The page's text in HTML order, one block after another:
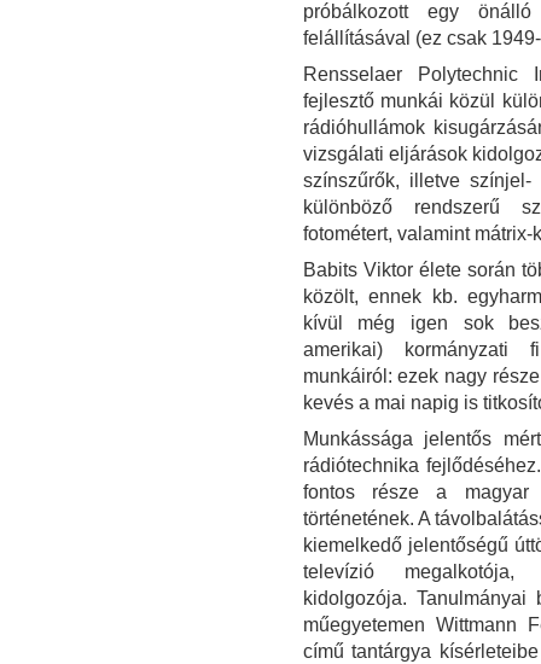
próbálkozott egy önálló
felállításával (ez csak
Rensselaer Polytechnic
fejlesztő munkái közül
rádióhullámok
vizsgálati eljárások
színszűrők, illetve színjel-
különböző rendszerű
fotométert, valamint
Babits Viktor élete során
közölt, ennek kb.
kívül még igen sok
amerikai) kormányzati
munkáiról: ezek nagy
kevés a mai napig is
Munkássága jelentős
rádiótechnika
fontos része a magyar
történetének. A
kiemelkedő jelentőségű
televízió megalkotója,
kidolgozója.
műegyetemen Wittmann
című tantárgya